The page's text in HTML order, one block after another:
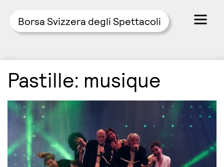
Borsa Svizzera degli Spettacoli
content
Pastille: musique